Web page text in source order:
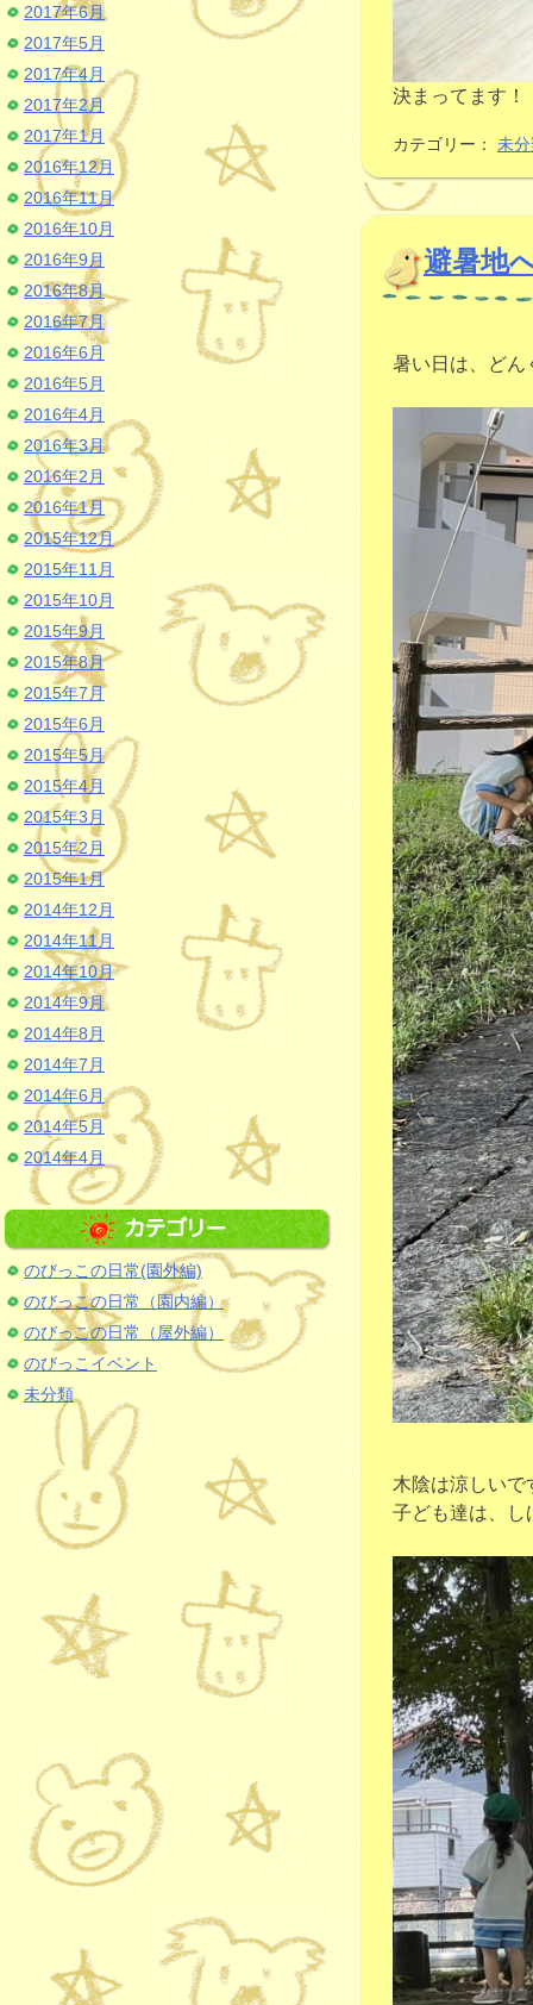
決まってます！
カテゴリー： 未
避暑地
暑い日は、どん
木陰は涼しいで
子ども達は、し
2017年6月
2017年5月
2017年4月
2017年2月
2017年1月
2016年12月
2016年11月
2016年10月
2016年9月
2016年8月
2016年7月
2016年6月
2016年5月
2016年4月
2016年3月
2016年2月
2016年1月
2015年12月
2015年11月
2015年10月
2015年9月
2015年8月
2015年7月
2015年6月
2015年5月
2015年4月
2015年3月
2015年2月
2015年1月
2014年12月
2014年11月
2014年10月
2014年9月
2014年8月
2014年7月
2014年6月
2014年5月
2014年4月
のびっこの日常(園外編)
のびっこの日常（園内編）
のびっこの日常（屋外編）
のびっこイベント
未分類